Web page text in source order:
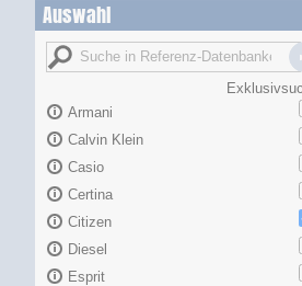
Auswahl
Armani
Calvin Klein
Casio
Certina
Citizen
Diesel
Esprit